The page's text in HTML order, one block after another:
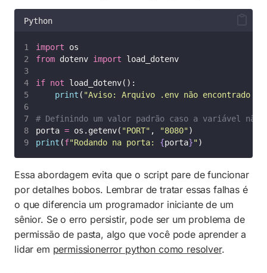
Python
import os
from dotenv import load_dotenv
if not load_dotenv():
print ( "Aviso: Arquivo .env não encontrado
# Definindo um valor padrão caso a variável não
porta = os.getenv( "PORT" , "8080" )
print (f"Rodando na porta: {porta}")
Essa abordagem evita que o script pare de funcionar
por detalhes bobos. Lembrar de tratar essas falhas é
o que diferencia um programador iniciante de um
sênior. Se o erro persistir, pode ser um problema de
permissão de pasta, algo que você pode aprender a
lidar em permissionerror python como resolver.